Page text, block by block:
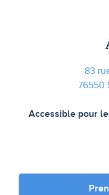
83
76550
Accessible pour